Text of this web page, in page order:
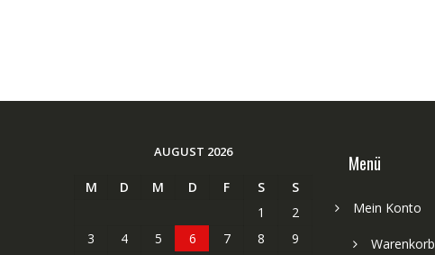
AUGUST 2026
M D M D F S
S
1
2
3
4 5 6 7 8
9
Menü
Mein Konto
Warenkorb